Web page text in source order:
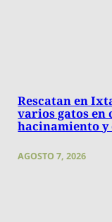
Rescatan en
varios gatos en
hacinamiento
AGOSTO 7, 2026